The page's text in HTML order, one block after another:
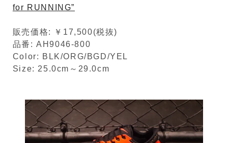
for RUNNING”
販売価格: ￥17,500(税抜)
品番: AH9046-800
Color: BLK/ORG/BGD/YEL
Size: 25.0cm～29.0cm